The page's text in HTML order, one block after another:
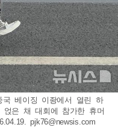
국 베이징 이좡에서 열린 하
얹은 채 대회에 참가한 휴머
pjk76@newsis.com